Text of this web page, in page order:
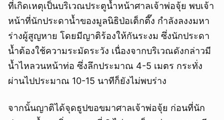
ที่เกิดเหตุเป็นบริเวณประตูน้ำหน้าศาลเจ้าพ่อจุ้ย พบเจ้า
หน้าที่นักประดาน้ำของมูลนิธิป่อเต็กตึ๊ง กำลังลงงมหา
ร่างผู้สูญหาย โดยมีญาติร้องให้กันระงม ซึ่งนักประดา
น้ำต้องใช้ความระมัดระวัง เนื่องจากบริเวณดังกล่าวมี
น้ำไหลวนหน้าท่อ ซึ่งลึกประมาณ 4-5 เมตร กระทั่ง
ผ่านไปประมาณ 10-15 นาทีก็ยังไม่พบร่าง
จากนั้นญาติได้จุดธูปขอขมาศาลเจ้าพ่อจุ้ย ก่อนที่นัก